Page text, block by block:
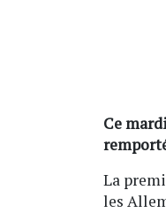
Ce
La
les